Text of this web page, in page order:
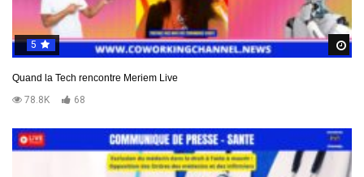
5
Quand la Tech rencontre Meriem Live
78.8K
68